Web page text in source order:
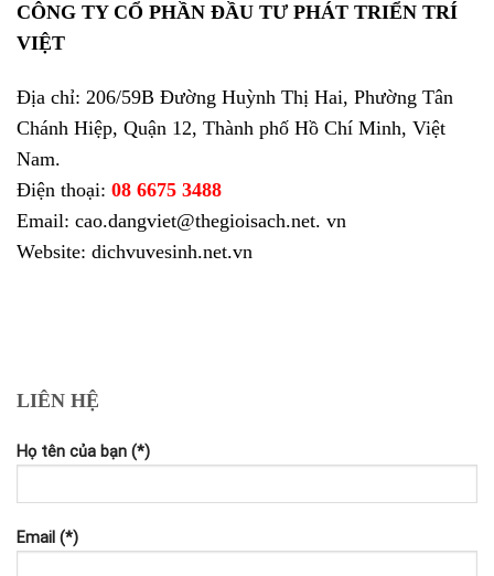
CÔNG TY CỔ PHẦN ĐẦU TƯ PHÁT TRIỂN TRÍ
VIỆT
Địa chỉ: 206/59B Đường Huỳnh Thị Hai, Phường Tân
Chánh Hiệp, Quận 12, Thành phố Hồ Chí Minh, Việt
Nam.
Điện thoại: 08 6675 3488
Email: cao.dangviet@thegioisach.net. vn
Website: dichvuvesinh.net.vn
LIÊN HỆ
Họ tên của bạn (*)
Email (*)